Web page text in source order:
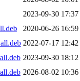
2023-09-30 17:37
2020-06-26 16:59
2022-07-17 12:42
2023-09-30 18:12
2026-08-02 10:36